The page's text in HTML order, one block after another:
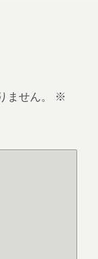
せん。
※